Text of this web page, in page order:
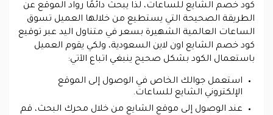
كود خصم الشايع للساعات، لذا يبحث دائمًا رواد الموقع عن
الطريقة الصحيحة التي يستطيع من خلالها العميل تسوق
الساعات العالمية الشهيرة بسعر في متناول اليد عبر توقيع
كود خصم الشايع اون لاين السعودية، ولكي يقوم العميل
باستعمال الكود بشكل صحيح ينبغي اتباع الآتي:
استعمل جوالك الخاص في الوصول إلى الموقع
الإلكتروني الشايع للساعات.
عند الوصول إلى موقع الشايع من خلال محرك البحث، قم